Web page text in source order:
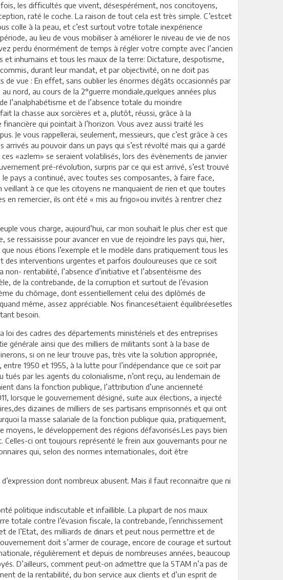
les difficultés que vivent, désespérément, nos concitoyens,
raté le coche. La raison de tout cela est très simple. C’estcet
colle à la peau, et c’est surtout votre totale inexpérience
au lieu de vous mobiliser à améliorer le niveau de vie de nos
perdu énormément de temps à régler votre compte avec l’ancien
et inhumains et tous les maux de la terre: Dictature, despotisme,
durant leur mandat, et par objectivité, on ne doit pas
vue : En effet, sans oublier les énormes dégâts occasionnés par
nord, au cours de la 2°guerre mondiale,quelques années plus
l’analphabétisme et de l’absence totale du moindre
la chasse aux sorcières et a, plutôt, réussi, grâce à la
qui pointait à l’horizon. Vous avez aussi traité les
Je vous rappellerai, seulement, messieurs, que c’est grâce à ces
au pouvoir dans un pays qui s’est révolté mais qui a gardé
«azlem» se seraient volatilisés, lors des évènements de janvier
pré-révolution, surpris par ce qui est arrivé, s’est trouvé
pays a continué, avec toutes ses composantes, à faire face,
à ce que les citoyens ne manquaient de rien et que toutes
en remercier, ils ont été « mis au frigo»ou invités à rentrer chez
vous charge, aujourd’hui, car mon souhait le plus cher est que
ressaisisse pour avancer en vue de rejoindre les pays qui, hier,
nous étions l’exemple et le modèle dans pratiquement tous les
des interventions urgentes et parfois douloureuses que ce soit
rentabilité, l’absence d’initiative et l’absentéisme des
de la contrebande, de la corruption et surtout de l’évasion
du chômage, dont essentiellement celui des diplômés de
même, assez appréciable. Nos financesétaient équilibréesetles
besoin.
loi des cadres des départements ministériels et des entreprises
générale ainsi que des milliers de militants sont à la base de
si on ne leur trouve pas, très vite la solution appropriée,
1950 et 1955, à la lutte pour l’indépendance que ce soit par
par les agents du colonialisme, n’ont reçu, au lendemain de
dans la fonction publique, l’attribution d’une ancienneté
lorsque le gouvernement désigné, suite aux élections, a injecté
dizaines de milliers de ses partisans emprisonnés et qui ont
la masse salariale de la fonction publique quia, pratiquement,
le développement des régions défavorisés.Les pays bien
Celles-ci ont toujours représenté le frein aux gouvernants pour ne
qui, selon des normes internationales, doit être
dont nombreux abusent. Mais il faut reconnaitre que ni
politique indiscutable et infaillible. La plupart de nos maux
totale contre l’évasion fiscale, la contrebande, l’enrichissement
de l’Etat, des milliards de dinars et peut nous permettre et de
doit s’armer de courage, encore de courage et surtout
régulièrement et depuis de nombreuses années, beaucoup
D’ailleurs, comment peut-on admettre que la STAM n’a pas de
de la rentabilité, du bon service aux clients et d’un esprit de